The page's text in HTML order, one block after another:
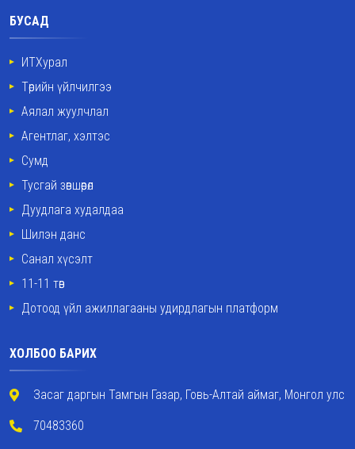
БУСАД
ИТХурал
Төрийн үйлчилгээ
Аялал жуулчлал
Агентлаг, хэлтэс
Сумд
Тусгай зөвшөөрөл
Дуудлага худалдаа
Шилэн данс
Санал хүсэлт
11-11 төв
Дотоод үйл ажиллагааны удирдлагын платформ
ХОЛБОО БАРИХ
Засаг даргын Тамгын Газар, Говь-Алтай аймаг, Монгол улс
70483360